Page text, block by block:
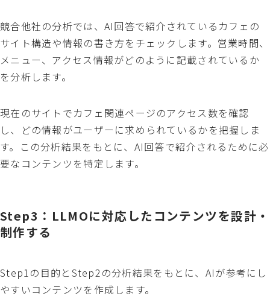
競合他社の分析では、AI回答で紹介されているカフェの
サイト構造や情報の書き方をチェックします。営業時間、
メニュー、アクセス情報がどのように記載されているか
を分析します。
現在のサイトでカフェ関連ページのアクセス数を確認
し、どの情報がユーザーに求められているかを把握しま
す。この分析結果をもとに、AI回答で紹介されるために必
要なコンテンツを特定します。
Step3：LLMOに対応したコンテンツを設計・
制作する
Step1の目的とStep2の分析結果をもとに、AIが参考にし
やすいコンテンツを作成します。